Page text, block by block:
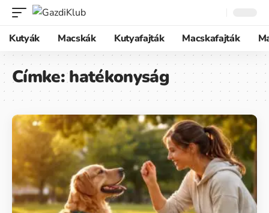
Kutyák Macskák Kutyafajták Macskafajták
Címke:hatékonyság